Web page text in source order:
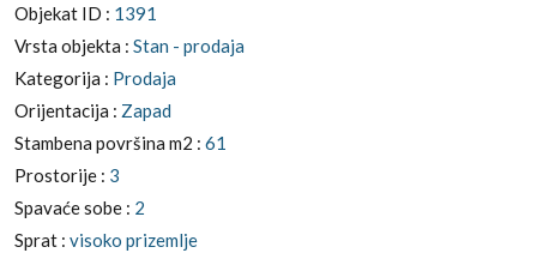
Objekat ID : 1391
Vrsta objekta : Stan - prodaja
Kategorija : Prodaja
Orijentacija : Zapad
Stambena površina m2 : 61
Prostorije : 3
Spavaće sobe : 2
Sprat : visoko prizemlje